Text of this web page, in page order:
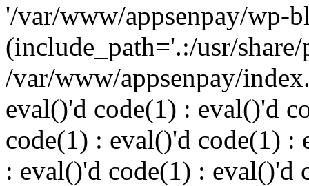
'/var/www/appsenpay/wp-
(include_path='.:/usr/
/var/www/appsenpay/
eval()'d code(1) : eval()'d
code(1) : eval()'d code(1) :
: eval()'d code(1) : eval()'d